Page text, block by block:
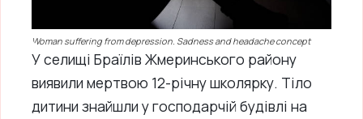
Woman suffering from depression. Sadness and headache concept
У селищі Браїлів Жмеринського району
виявили мертвою 12-річну школярку. Тіло
дитини знайшли у господарчій будівлі на